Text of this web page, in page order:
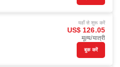
यहाँ से शुरू करें
US$ 126.05
मूल्य/यात्री
बुक करें